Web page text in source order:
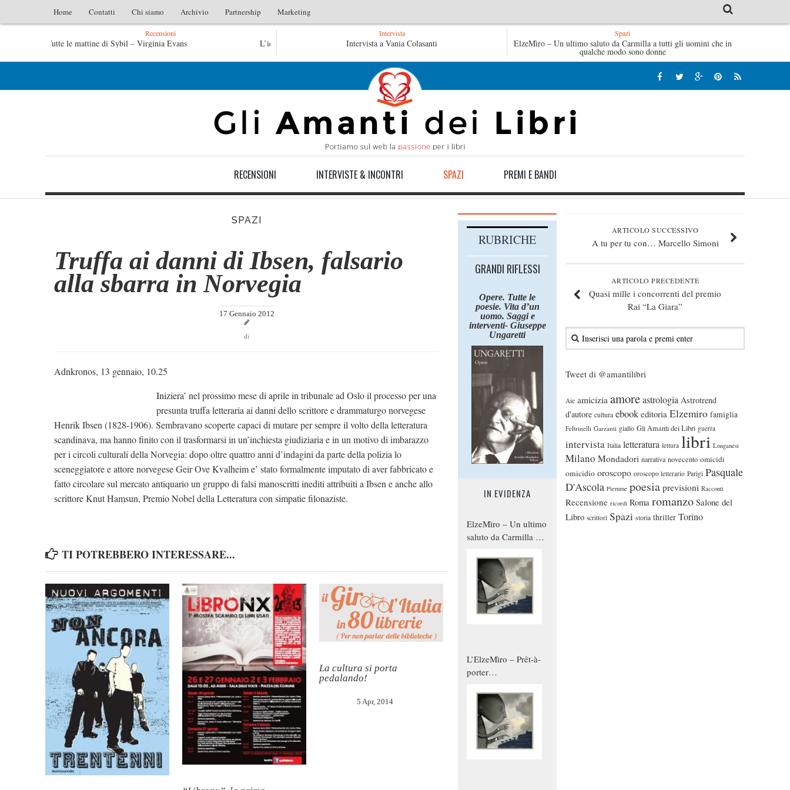
Home Contatti Chi siamo Archivio Partnership Marketing
Recensioni
Virginia Evans L’idraulico non verrà – Fruttero & Lucentini Le anime salve di Fabrizio De André – Jan Gaggetta Tutte le mattine di Sybil – Virginia Evans
Le anime salve di Fabrizio De André – Jan Gaggetta
Intervista
Intervista a Vania Colasanti
Spazi
ElzeMìro – Un ultimo saluto da Carmilla a tutti gli uomini che in
qualche modo sono donne
RECENSIONI INTERVISTE & INCONTRI SPAZI PREMI E BANDI
SPAZI
Truffa ai danni di Ibsen, falsario
alla sbarra in Norvegia
17 Gennaio 2012
di
Adnkronos, 13 gennaio, 10.25
Iniziera’ nel prossimo mese di aprile in tribunale ad Oslo il processo per una
presunta truffa letteraria ai danni dello scrittore e drammaturgo norvegese
Henrik Ibsen (1828-1906). Sembravano scoperte capaci di mutare per sempre il volto della letteratura
scandinava, ma hanno finito con il trasformarsi in un’inchiesta giudiziaria e in un motivo di imbarazzo
per i circoli culturali della Norvegia: dopo oltre quattro anni d’indagini da parte della polizia lo
sceneggiatore e attore norvegese Geir Ove Kvalheim e’ stato formalmente imputato di aver fabbricato e
fatto circolare sul mercato antiquario un gruppo di falsi manoscritti inediti attribuiti a Ibsen e anche allo
scrittore Knut Hamsun, Premio Nobel della Letteratura con simpatie filonaziste.
TI POTREBBERO INTERESSARE...
La cultura si porta
pedalando!
5 Apr, 2014
ARTICOLO SUCCESSIVO
A tu per tu con… Marcello Simoni
ARTICOLO PRECEDENTE
Quasi mille i concorrenti del premio
Rai “La Giara”
Tweet di @amantilibri
Aie amicizia amoreastrologia Astrotrend
d'autore cultura ebook editoria Elzemiro famiglia
Feltrinelli Garzanti giallo Gli Amanti dei Libri guerra
intervista Italia letteratura lettura libri Longanesi
Milano Mondadori narrativa novecento omicidi
omicidio oroscopo oroscopo letterario Parigi Pasquale
D'Ascola Piemme poesia previsioni Racconti
Recensione ricordi Roma romanzo Salone del
Libro scrittori Spazi storia thriller Torino
RUBRICHE
GRANDI RIFLESSI
Opere. Tutte le
poesie. Vita d’un
uomo. Saggi e
interventi- Giuseppe
Ungaretti
IN EVIDENZA
ElzeMìro – Un ultimo
saluto da Carmilla a
qualche modo sono
donne
L’ElzeMìro – Prêt-à-
porter